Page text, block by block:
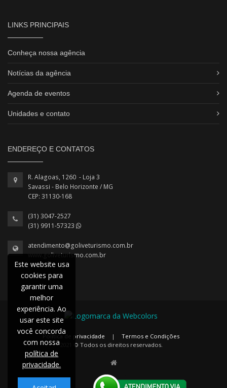
LINKS PRINCIPAIS
Conheça nossa agência
Notícias da agência
Agenda de eventos
Unidades e contato
ENDEREÇO E CONTATOS
R. Alagoas, 1260 - Loja 3
Savassi - Belo Horizonte / MG
CEP: 31130-168
(31) 3047-2527
(31) 9911-57323
atendimento@goliveturismo.com.br
www.goliveturismo.com.br
Política de privacidade |
Termos e Condições
2021 © Todos os direitos reservados.
Este website usa
cookies para
garantir uma
melhor
experiência. Ao
usar este site
você concorda
com nossa
política de
privacidade.